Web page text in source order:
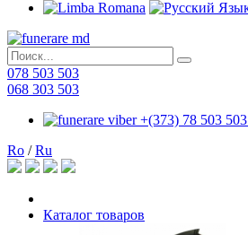
078 503 503
068 303 503
+(373) 78 503 503
Ro /Ru
Каталог товаров